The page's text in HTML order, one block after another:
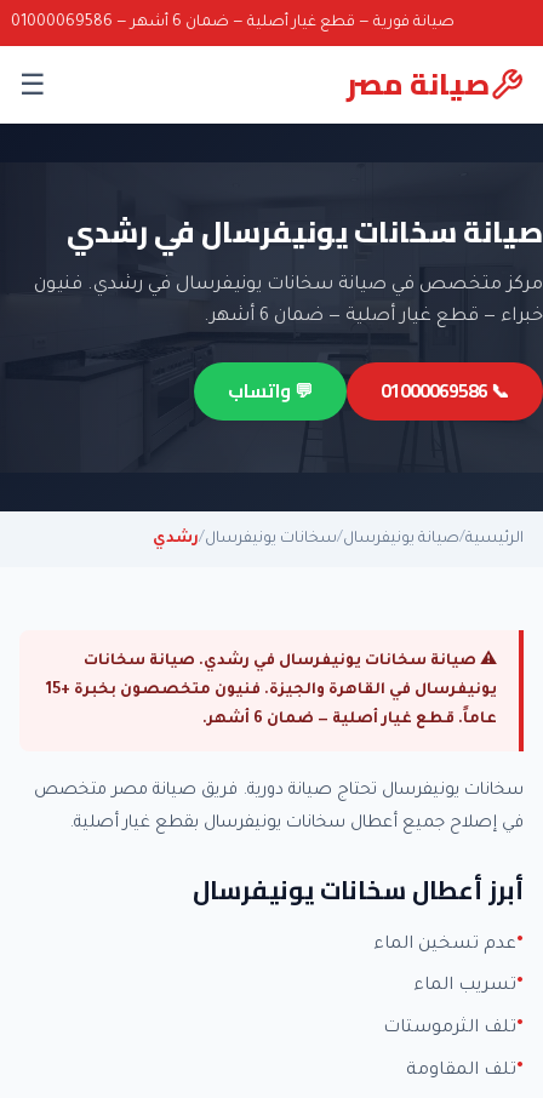
صيانة فورية — قطع غيار أصلية — ضمان 6 أشهر — 01000069586
صيانة مصر ☰
صيانة سخانات يونيفرسال في رشدي
مركز متخصص في صيانة سخانات يونيفرسال في رشدي. فنيون
خبراء — قطع غيار أصلية — ضمان 6 أشهر.
📞 01000069586 💬 واتساب
الرئيسية/صيانة يونيفرسال/سخانات يونيفرسال/رشدي
⚠ صيانة سخانات يونيفرسال في رشدي. صيانة سخانات
يونيفرسال في القاهرة والجيزة. فنيون متخصصون بخبرة +15
عاماً. قطع غيار أصلية — ضمان 6 أشهر.
سخانات يونيفرسال تحتاج صيانة دورية. فريق صيانة مصر متخصص
في إصلاح جميع أعطال سخانات يونيفرسال بقطع غيار أصلية.
أبرز أعطال سخانات يونيفرسال
عدم تسخين الماء
تسريب الماء
تلف الثرموستات
تلف المقاومة